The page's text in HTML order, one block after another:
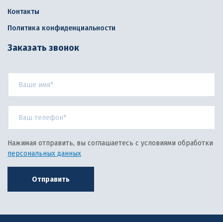
Контакты
Политика конфиденциальности
Заказать звонок
Нажимая отправить, вы соглашаетесь с условиями обработки
персональных данных
Отправить